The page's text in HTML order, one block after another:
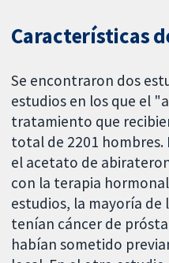
Características
Se encontraron dos
estudios en los que el
tratamiento que
total de 2201
el acetato de
con la terapia
estudios, la mayoría de
tenían cáncer de
habían sometido